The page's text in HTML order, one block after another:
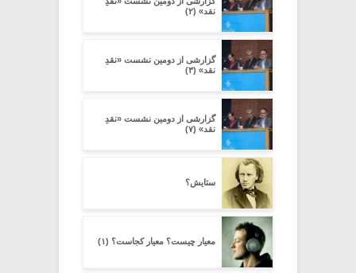
نقد» (۲)
گزارشی از دومین نشست «نقدِ
نقد» (۳)
گزارشی از دومین نشست «نقدِ
نقد» (۷)
ستایش؟
معیار چیست؟ معیار کجاست؟ (۱)